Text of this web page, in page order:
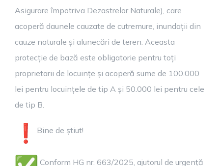
Asigurare împotriva Dezastrelor Naturale), care
acoperă daunele cauzate de cutremure, inundații din
cauze naturale și alunecări de teren. Aceasta
protecție de bază este obligatorie pentru toți
proprietarii de locuințe și acoperă sume de 100.000
lei pentru locuințele de tip A și 50.000 lei pentru cele
de tip B.
Bine de știut!
Conform HG nr. 663/2025, ajutorul de urgență